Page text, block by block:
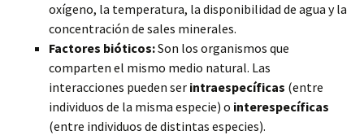
oxígeno, la temperatura, la disponibilidad de agua y la
concentración de sales minerales.
Factores bióticos:Son los organismos que
comparten el mismo medio natural. Las
interacciones pueden ser intraespecíficas (entre
individuos de la misma especie) o interespecíficas
(entre individuos de distintas especies).